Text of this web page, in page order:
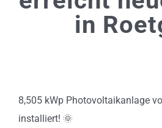
in
8,505 kWp Photovoltaikanlage
installiert! 🌞